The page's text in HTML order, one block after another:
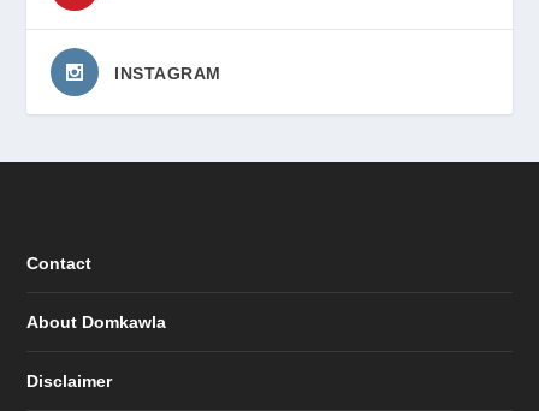
INSTAGRAM
Contact
About Domkawla
Disclaimer